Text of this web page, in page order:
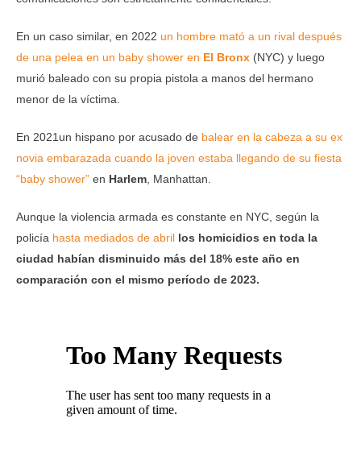
En un caso similar, en 2022 un hombre mató a un rival después
de una pelea en un baby shower en El Bronx (NYC) y luego
murió baleado con su propia pistola a manos del hermano
menor de la víctima.
En 2021un hispano por acusado de balear en la cabeza a su ex
novia embarazada cuando la joven estaba llegando de su fiesta
“baby shower” en Harlem , Manhattan.
Aunque la violencia armada es constante en NYC, según la
policía hasta mediados de abril los homicidios en toda la
ciudad habían disminuido más del 18% este año en
comparación con el mismo período de 2023.